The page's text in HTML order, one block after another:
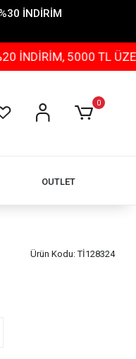
İNDİRİM
5000 TL ÜZERİ
0
OUTLET
Ürün Kodu:Tİ128324